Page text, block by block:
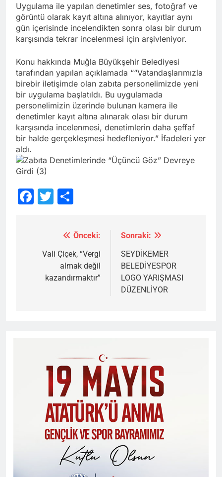
Uygulama ile yapılan denetimler ses, fotoğraf ve
görüntü olarak kayıt altına alınıyor, kayıtlar aynı
gün içerisinde incelendikten sonra olası bir durum
karşısında tekrar incelenmesi için arşivleniyor.
Konu hakkında Muğla Büyükşehir Belediyesi
tarafından yapılan açıklamada ““Vatandaşlarımızla
birebir iletişimde olan zabıta personelimizde yeni
bir uygulama başlatıldı. Bu uygulamada
personelimizin üzerinde bulunan kamera ile
denetimler kayıt altına alınarak olası bir durum
karşısında incelenmesi, denetimlerin daha şeffaf
bir halde gerçekleşmesi hedefleniyor.” İfadeleri yer
aldı.
Facebook
Twitter
gezinmesi
Önceki:
Vali Çiçek, “Vergi
almak değil
kazandırmaktır”
Sonraki:
SEYDİKEMER
BELEDİYESPOR
LOGO YARIŞMASI
DÜZENLİYOR